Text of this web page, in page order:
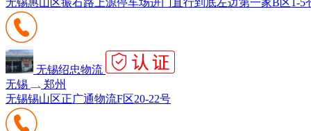
无锡惠山区振石路上源停车场进门直行到底左边第一家B区1-5
无锡绍忠物流
无锡
郑州
无锡锡山区正广通物流F区20-22号